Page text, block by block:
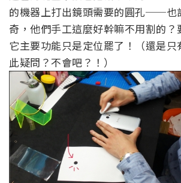
的機器上打出鏡頭需要的圓孔──也
奇，他們手工這麼好幹嘛不用割的？
它主要功能只是定位罷了！（還是只
此疑問？不會吧？！）